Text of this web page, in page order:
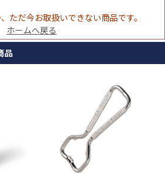
ただ今お取扱いできない商品です。
ホームへ戻る
品